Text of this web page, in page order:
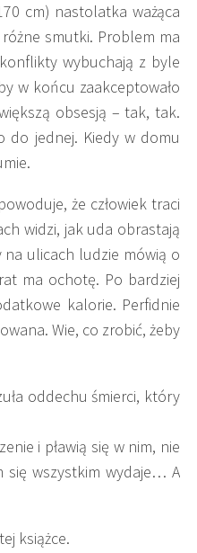
cm) nastolatka ważąca
smutki. Problem ma
wybuchają z byle
w końcu zaakceptowało
obsesją – tak, tak.
do jednej. Kiedy w domu
że człowiek traci
widzi, jak uda obrastają
na ulicach ludzie mówią o
ma ochotę. Po bardziej
kalorie. Perfidnie
Wie, co zrobić, żeby
oddechu śmierci, który
i pławią się w nim, nie
się wszystkim wydaje… A
książce.